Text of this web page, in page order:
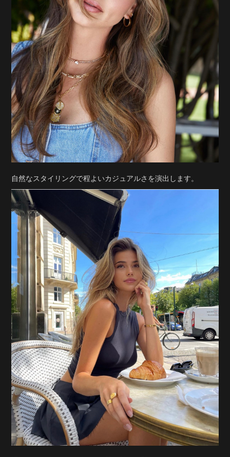
自然なスタイリングで程よいカジュアルさを演出します。